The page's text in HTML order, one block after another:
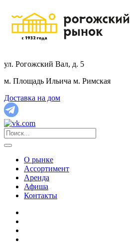
ул. Рогожский Вал, д. 5
м. Площадь Ильича м. Римская
Доставка на дом
О рынке
Ассортимент
Аренда
Афиша
Контакты